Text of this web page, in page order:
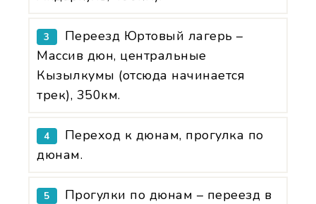
3
Переезд Юртовый лагерь –
Массив дюн, центральные
Кызылкумы (отсюда начинается
трек), 350км.
4
Переход к дюнам, прогулка по
дюнам.
5
Прогулки по дюнам – переезд в